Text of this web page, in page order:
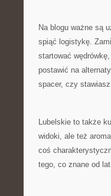
Na blogu ważne są
spiąć logistykę.
startować
postawić na
spacer, czy
Lubelskie to także
widoki, ale też
coś
tego, co znane od